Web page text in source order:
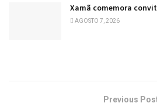
Xamã comemora
AGOSTO 7, 2026
Previous